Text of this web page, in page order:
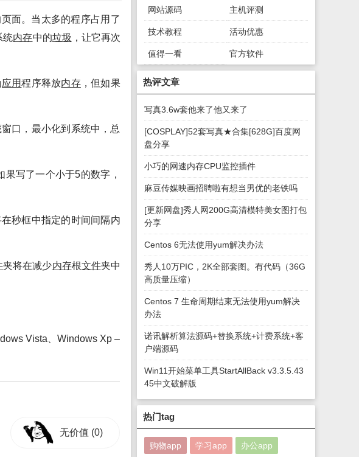
面。当太多的程序占用了
统内存中的垃圾 ，让它再次
应用程序释放内存，但如果
口，最小化到系统中，总
写了一个小于5的数字，
秒框中指定的时间间隔内
夹将在减少内存根文件夹中
Vista、Windows Xp –
无价值 (0)
网站源码 主机评测
技术教程 活动优惠
值得一看
绿色软件
官方软件
热评文章
写真3.6w套他来了他又来了
[COSPLAY]52套写真★合集[628G]百度网
盘分享
小巧的网速内存CPU监控插件
麻豆传媒映画招聘啦有想当男优的老铁吗
[更新网盘]秀人网200G高清模特美女图打包
分享
Centos 6无法使用yum解决办法
秀人10万PIC，2K全部套图。有代码（36G
高质量压缩）
Centos 7 生命周期结束无法使用yum解决
办法
诺讯解析算法源码+替换系统+计费系统+客
户端源码
Win11开始菜单工具StartAllBack v3.3.5.43
45中文破解版
热门tag
购物app 学习app 办公app